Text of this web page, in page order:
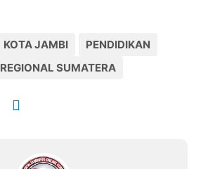
KOTA JAMBI
PENDIDIKAN
REGIONAL SUMATERA